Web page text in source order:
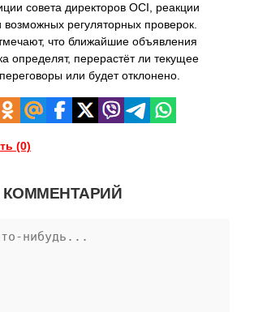
совета директоров OCI, реакции
регуляторных проверок.
что ближайшие объявления
определят, перерастёт ли текущее
или будет отклонено.
(0)
КОММЕНТАРИЙ